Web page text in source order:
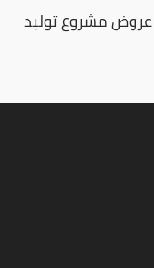
عروض مشروع توليد